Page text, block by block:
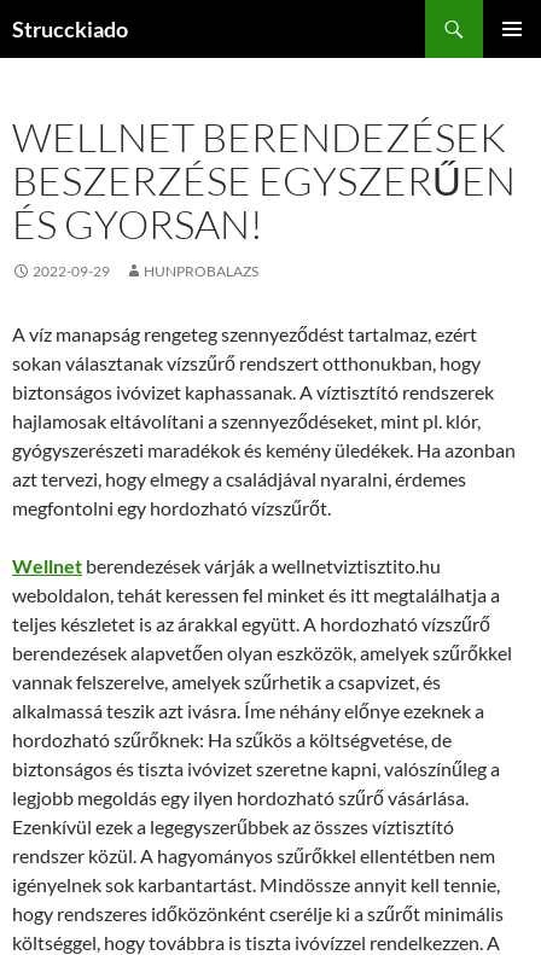
Strucckiado
WELLNET BERENDEZÉSEK
BESZERZÉSE EGYSZERŰEN
ÉS GYORSAN!
2022-09-29 HUNPROBALAZS
A víz manapság rengeteg szennyeződést tartalmaz, ezért
sokan választanak vízszűrő rendszert otthonukban, hogy
biztonságos ivóvizet kaphassanak. A víztisztító rendszerek
hajlamosak eltávolítani a szennyeződéseket, mint pl. klór,
gyógyszerészeti maradékok és kemény üledékek. Ha azonban
azt tervezi, hogy elmegy a családjával nyaralni, érdemes
megfontolni egy hordozható vízszűrőt.
Wellnet berendezések várják a wellnetviztisztito.hu
weboldalon, tehát keressen fel minket és itt megtalálhatja a
teljes készletet is az árakkal együtt. A hordozható vízszűrő
berendezések alapvetően olyan eszközök, amelyek szűrőkkel
vannak felszerelve, amelyek szűrhetik a csapvizet, és
alkalmassá teszik azt ivásra. Íme néhány előnye ezeknek a
hordozható szűrőknek: Ha szűkös a költségvetése, de
biztonságos és tiszta ivóvizet szeretne kapni, valószínűleg a
legjobb megoldás egy ilyen hordozható szűrő vásárlása.
Ezenkívül ezek a legegyszerűbbek az összes víztisztító
rendszer közül. A hagyományos szűrőkkel ellentétben nem
igényelnek sok karbantartást. Mindössze annyit kell tennie,
hogy rendszeres időközönként cserélje ki a szűrőt minimális
költséggel, hogy továbbra is tiszta ivóvízzel rendelkezzen. A